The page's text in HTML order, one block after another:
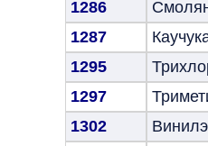
1286
1287
1295
1297
1302